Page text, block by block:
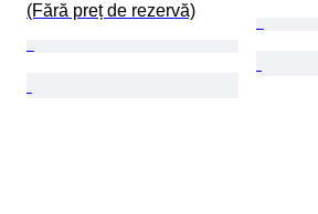
(Fără preț de rezervă)